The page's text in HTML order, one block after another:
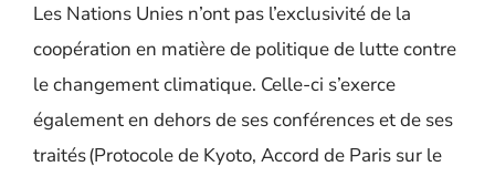
Les Nations Unies n’ont pas l’exclusivité de la
coopération en matière de politique de lutte contre
le changement climatique. Celle-ci s’exerce
également en dehors de ses conférences et de ses
traités (Protocole de Kyoto, Accord de Paris sur le